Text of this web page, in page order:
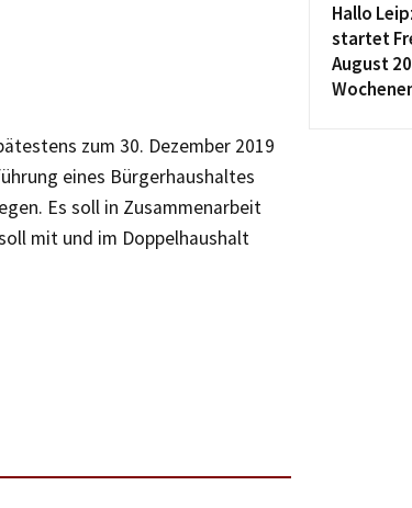
zum 30. Dezember 2019
eines Bürgerhaushaltes
Es soll in Zusammenarbeit
mit und im Doppelhaushalt
Hallo
startet
August